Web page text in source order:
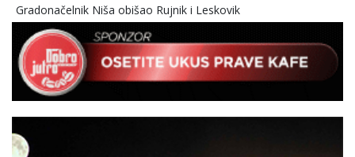
Gradonačelnik Niša obišao Rujnik i Leskovik